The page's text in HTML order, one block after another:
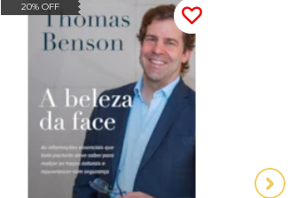
20% OFF